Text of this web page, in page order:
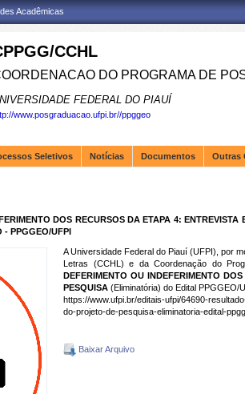
Acadêmicas
CCHL
DO PROGRAMA DE
FEDERAL DO PIAUÍ
www.posgraduacao.ufpi.br//ppggeo
Seletivos Notícias Documentos Outras
DOS RECURSOS DA ETAPA 4:
- PPGGEO/UFPI
A Universidade Federal do Piauí (UFPI), por
Letras (CCHL) e da Coordenação do
DEFERIMENTO OU INDEFERIMENTO
PESQUISA (Eliminatória) do Edital PPGGEO/
https://www.ufpi.br/editais-ufpi/64690-
do-projeto-de-pesquisa-eliminatoria-edital-
Baixar Arquivo